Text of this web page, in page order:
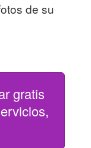
de su
gratis